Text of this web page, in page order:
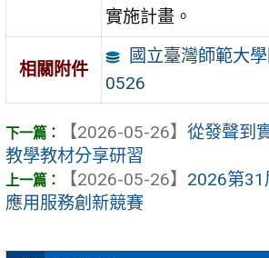
實施計畫。
相關附件
國立臺灣師範大
0526
【2026-05-26】 從發聲到
教學教材分享研習
【2026-05-26】 2026第31
應用服務創新競賽